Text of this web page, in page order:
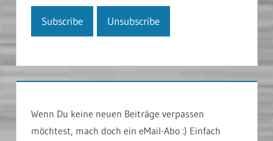
Wenn Du keine neuen Beiträge verpassen
möchtest, mach doch ein eMail-Abo :) Einfach